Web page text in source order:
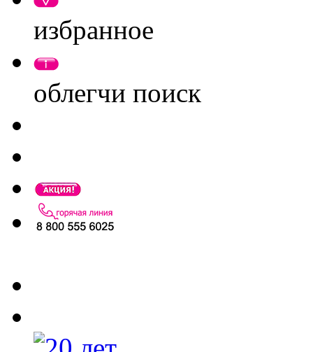
избранное
облегчи поиск